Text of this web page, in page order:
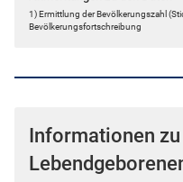
1) Ermittlung der Bevölkerungszahl
Bevölkerungsfortschreibung
Informationen zu